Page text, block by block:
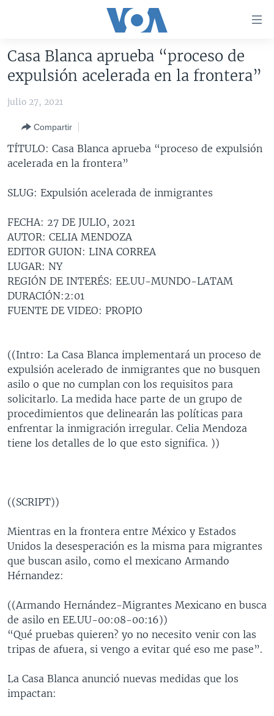
accesibilidad
contenido
principal
Salte
navegador
principal
AMÉRICA DEL NORTE
EEUU
MÉXICO
HAITÍ
ELECCIONES EEUU 2024
ELECCIONES EEUU
VOTO DIVIDIDO
VOA VERIFICA
VOA VERIFICA UCRANIA/RUSIA
VOA VERIFICA INMIGRACIÓN
AMÉRICA LATINA
ARGENTINA
COLOMBIA
CHILE
PERÚ
ECUADOR
VENEZUELA
BRASIL
CHINA EN AMÉRICA LATINA
COSTA RICA
EL SALVADOR
GUATEMALA
HONDURAS
NICARAGUA
OTRAS SECCIONES
INMIGRACIÓN
LIBERTAD DE PRENSA
MUNDO
ECONOMÍA
ENTRETENIMIENTO Y CULTURA
DEPORTES
CIENCIA Y SALUD
ESPECIALES DE LA VOA
LIBERTAD DE PRENSA
UCRANIA
MULTIMEDIA
VIDEOS
AUDIOS
PROGRAMAS TV
FORO INTERAMERICANO
VISIÓN 360
LAS CLAVES
PANORAMA
AVANCE INFORMATIVO
AUDIONOTICIAS
BUENOS DÍAS AMÉRICA
ESTADOS UNIDOS AL DÍA
EL MUNDO AL DÍA [RADIO]
NOTA ECONÓMICA
ENTRETENIMIENTO
DIRECT
DOCUMENTALES DE LA VOA
SÍGANOS
Idiomas
Casa Blanca aprueba “proceso de
expulsión acelerada en la frontera”
julio 27, 2021
Compartir
TÍTULO: Casa Blanca aprueba “proceso de expulsión
acelerada en la frontera”
SLUG: Expulsión acelerada de inmigrantes
FECHA: 27 DE JULIO, 2021
AUTOR: CELIA MENDOZA
EDITOR GUION: LINA CORREA
LUGAR: NY
REGIÓN DE INTERÉS: EE.UU-MUNDO-LATAM
DURACIÓN:2:01
FUENTE DE VIDEO: PROPIO
((Intro: La Casa Blanca implementará un proceso de
expulsión acelerado de inmigrantes que no busquen
asilo o que no cumplan con los requisitos para
solicitarlo. La medida hace parte de un grupo de
procedimientos que delinearán las políticas para
enfrentar la inmigración irregular. Celia Mendoza
tiene los detalles de lo que esto significa. ))
((SCRIPT))
Mientras en la frontera entre México y Estados
Unidos la desesperación es la misma para migrantes
que buscan asilo, como el mexicano Armando
Hérnandez:
((Armando Hernández-Migrantes Mexicano en busca
de asilo en EE.UU-00:08-00:16))
“Qué pruebas quieren? yo no necesito venir con las
tripas de afuera, si vengo a evitar qué eso me pase”.
La Casa Blanca anunció nuevas medidas que los
impactan: